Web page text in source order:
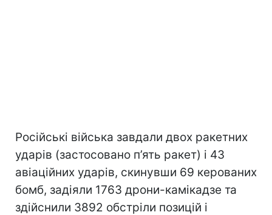
Російські війська завдали двох ракетних
ударів (застосовано п’ять ракет) і 43
авіаційних ударів, скинувши 69 керованих
бомб, задіяли 1763 дрони-камікадзе та
здійснили 3892 обстріли позицій і